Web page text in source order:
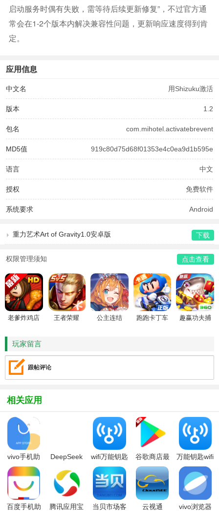
启动服务时偶有失败，需等待后续更新修复”，不过官方通
常会在1-2个版本内解决兼容性问题，更新响应速度得到肯
定。
应用信息
中文名 用Shizuku激活
版本 1.2
包名 com.mihotel.activatebrevent
MD5值 919c80d75d68f01353e4c0ea9d1b595e
语言 中文
授权 免费软件
系统要求 Android
重力艺术Art of Gravity1.0安卓版 下载
权限管理须知 点击查看
老爹炸鸡店
王者荣耀 公主连结 跑跑卡丁车
趣赢功夫捕
玩家留言
跟帖评论
相关应用
vivo手机助
手(vivo应用
商店)
DeepSeek
wifi万能钥匙
2026最新版
谷歌商店最
新版本安装
包2026最新
版
万能钥匙wifi
自动解锁
百度手机助
腾讯应用宝
当贝市场客
云视通
vivo浏览器